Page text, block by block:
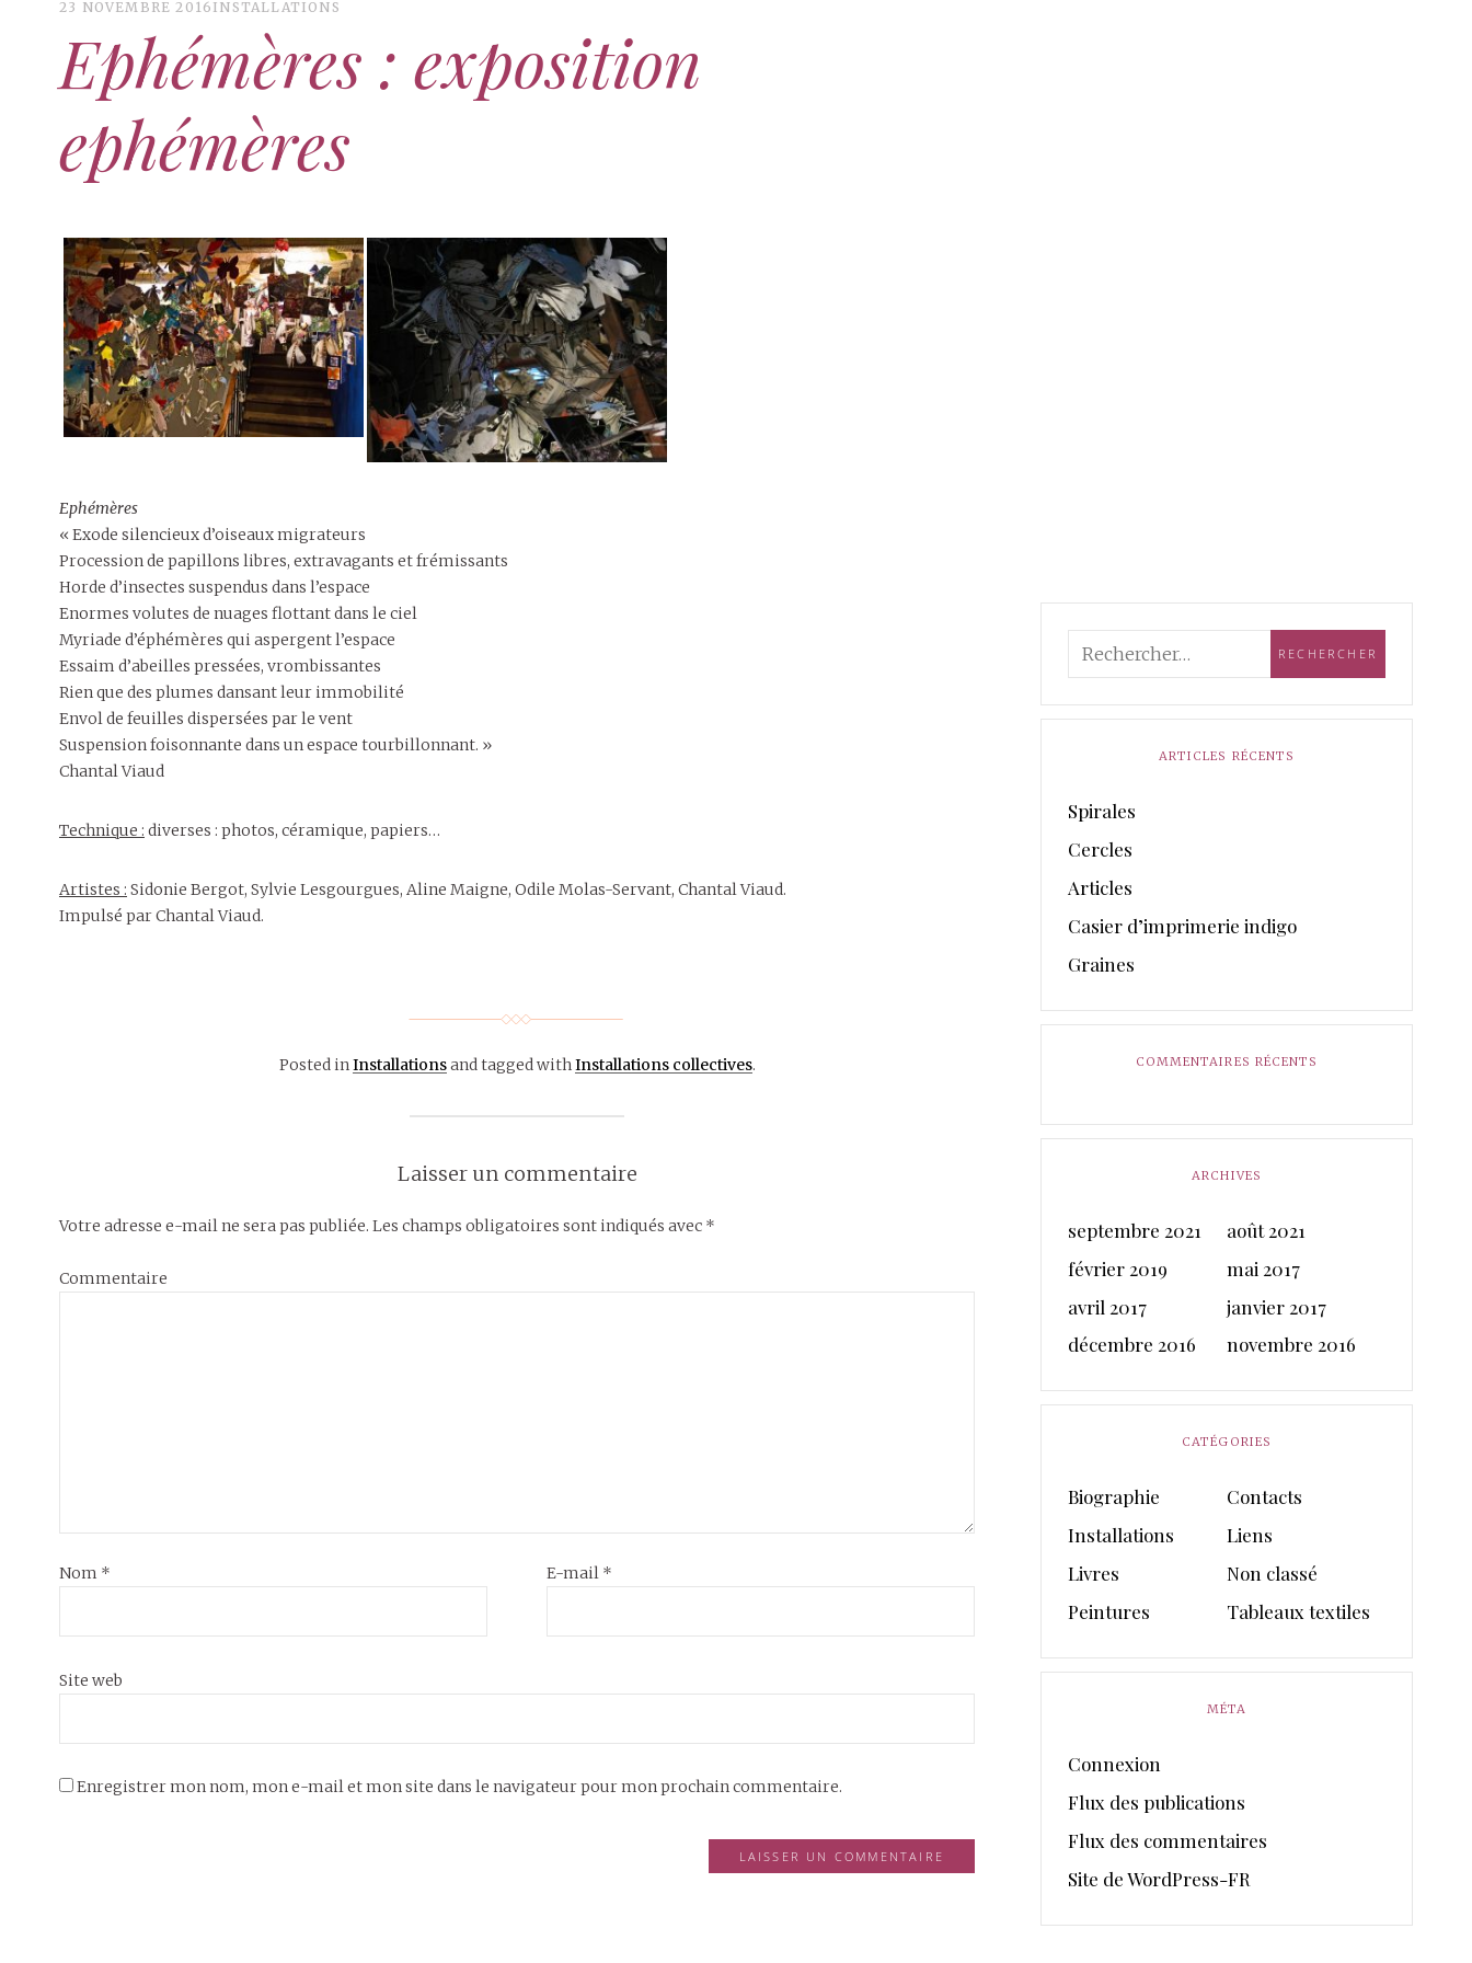
23 NOVEMBRE 2016 INSTALLATIONS
Ephémères : exposition
ephémères
Ephémères
« Exode silencieux d’oiseaux migrateurs
Procession de papillons libres, extravagants et frémissants
Horde d’insectes suspendus dans l’espace
Enormes volutes de nuages flottant dans le ciel
Myriade d’éphémères qui aspergent l’espace
Essaim d’abeilles pressées, vrombissantes
Rien que des plumes dansant leur immobilité
Envol de feuilles dispersées par le vent
Suspension foisonnante dans un espace tourbillonnant. »
Chantal Viaud
Technique : diverses : photos, céramique, papiers…
Artistes : Sidonie Bergot, Sylvie Lesgourgues, Aline Maigne, Odile Molas-Servant, Chantal Viaud.
Impulsé par Chantal Viaud.
Posted inInstallationsand tagged withInstallations collectives.
Laisser un commentaire
Votre adresse e-mail ne sera pas publiée. Les champs obligatoires sont indiqués avec *
Commentaire
Nom * E-mail *
Site web
Enregistrer mon nom, mon e-mail et mon site dans le navigateur pour mon prochain commentaire.
ARTICLES RÉCENTS
Spirales
Cercles
Articles
Casier d’imprimerie indigo
Graines
COMMENTAIRES RÉCENTS
ARCHIVES
septembre 2021
août 2021
février 2019
mai 2017
avril 2017
janvier 2017
décembre 2016
novembre 2016
CATÉGORIES
Biographie
Contacts
Installations
Liens
Livres
Non classé
Peintures
Tableaux textiles
MÉTA
Connexion
Flux des publications
Flux des commentaires
Site de WordPress-FR